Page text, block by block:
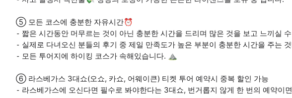
➄ 모든 코스에 충분한 자유시간⏰
⁃ 짧은 시간동안 머무르는 것이 아닌 충분한 시간을 드리며 많은 것을 보고 느끼실
⁃ 실제로 다녀오신 분들의 후기 중 제일 만족도가 높은 부분이 충분한 시간을 주는
⁃ 모든 투어지에 하이킹 코스가 속해있습니다. ⛰️
➅ 라스베가스 3대쇼(오쇼, 카쇼, 어웨이큰) 티켓 투어 예약시 중복 할인 가능
⁃ 라스베가스에 오신다면 필수로 봐야한다는 3대쇼, 번거롭지 않게 한 번의 예약이